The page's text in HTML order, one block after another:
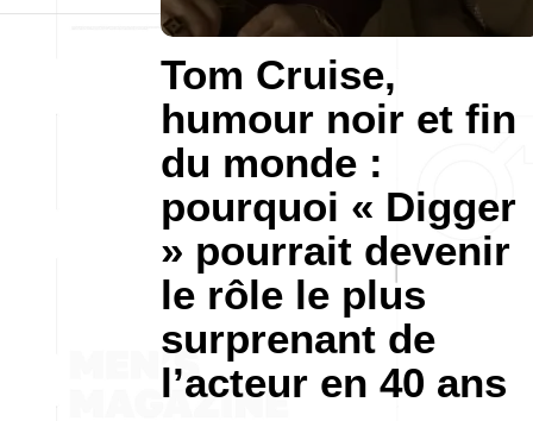
Tom Cruise,
humour noir et fin
du monde :
pourquoi « Digger
» pourrait devenir
le rôle le plus
surprenant de
l’acteur en 40 ans